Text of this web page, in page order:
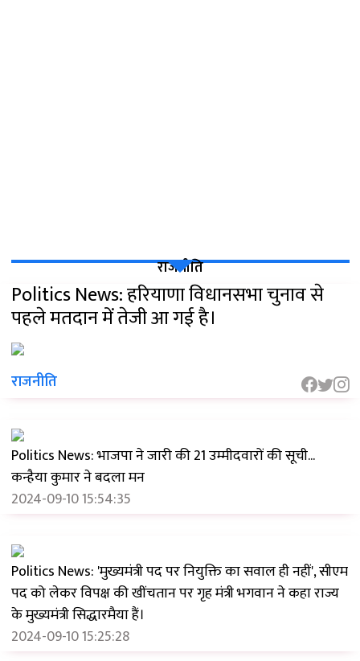
राजनीति
Politics News: हरियाणा विधानसभा चुनाव से
पहले मतदान में तेजी आ गई है।
राजनीति
Politics News: भाजपा ने जारी की 21 उम्मीदवारों की सूची...
कन्हैया कुमार ने बदला मन
2024-09-10 15:54:35
Politics News: 'मुख्यमंत्री पद पर नियुक्ति का सवाल ही नहीं', सीएम
पद को लेकर विपक्ष की खींचतान पर गृह मंत्री भगवान ने कहा राज्य
के मुख्यमंत्री सिद्धारमैया हैं।
2024-09-10 15:25:28